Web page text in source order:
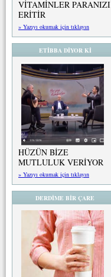
VİTAMİNLER PARANIZI
ERİTİR
» Yazıyı okumak için tıklayın
ETİBBA DİYOR Kİ
HÜZÜN BİZE
MUTLULUK VERİYOR
» Yazıyı okumak için tıklayın
DERDİME BİR ÇARE